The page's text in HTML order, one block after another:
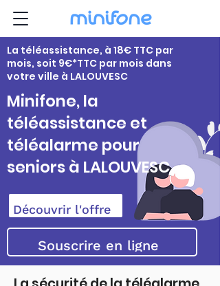
La téléassistance, à 18€ TTC par
mois, soit 9€*TTC par mois dans
votre ville à LALOUVESC
Minifone, la
téléassistance et
téléalarme pour
seniors à LALOUVESC
Découvrir l'offre
Souscrire en ligne